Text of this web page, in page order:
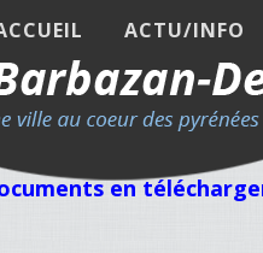
ACTU/INFO
Publics en
en